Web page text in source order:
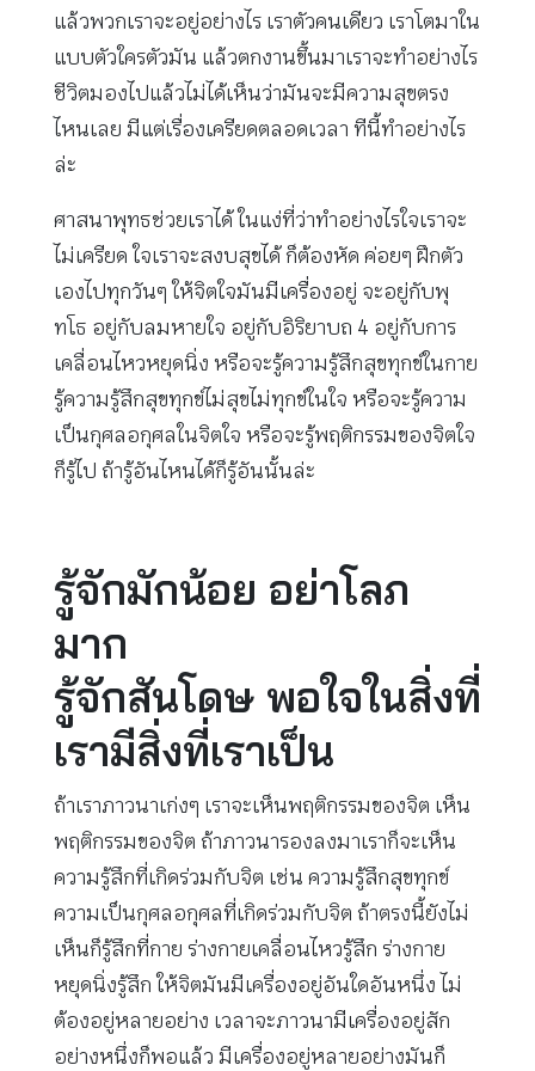
แล้วพวกเราจะอยู่อย่างไร เราตัวคนเดียว เราโตมาใน
แบบตัวใครตัวมัน แล้วตกงานขึ้นมาเราจะทำอย่างไร
ชีวิตมองไปแล้วไม่ได้เห็นว่ามันจะมีความสุขตรง
ไหนเลย มีแต่เรื่องเครียดตลอดเวลา ทีนี้ทำอย่างไร
ล่ะ
ศาสนาพุทธช่วยเราได้ ในแง่ที่ว่าทำอย่างไรใจเราจะ
ไม่เครียด ใจเราจะสงบสุขได้ ก็ต้องหัด ค่อยๆ ฝึกตัว
เองไปทุกวันๆ ให้จิตใจมันมีเครื่องอยู่ จะอยู่กับพุ
ทโธ อยู่กับลมหายใจ อยู่กับอิริยาบถ 4 อยู่กับการ
เคลื่อนไหวหยุดนิ่ง หรือจะรู้ความรู้สึกสุขทุกข์ในกาย
รู้ความรู้สึกสุขทุกข์ไม่สุขไม่ทุกข์ในใจ หรือจะรู้ความ
เป็นกุศลอกุศลในจิตใจ หรือจะรู้พฤติกรรมของจิตใจ
ก็รู้ไป ถ้ารู้อันไหนได้ก็รู้อันนั้นล่ะ
รู้จักมักน้อย อย่าโลภ
มาก
รู้จักสันโดษ พอใจในสิ่งที่
เรามีสิ่งที่เราเป็น
ถ้าเราภาวนาเก่งๆ เราจะเห็นพฤติกรรมของจิต เห็น
พฤติกรรมของจิต ถ้าภาวนารองลงมาเราก็จะเห็น
ความรู้สึกที่เกิดร่วมกับจิต เช่น ความรู้สึกสุขทุกข์
ความเป็นกุศลอกุศลที่เกิดร่วมกับจิต ถ้าตรงนี้ยังไม่
เห็นก็รู้สึกที่กาย ร่างกายเคลื่อนไหวรู้สึก ร่างกาย
หยุดนิ่งรู้สึก ให้จิตมันมีเครื่องอยู่อันใดอันหนึ่ง ไม่
ต้องอยู่หลายอย่าง เวลาจะภาวนามีเครื่องอยู่สัก
อย่างหนึ่งก็พอแล้ว มีเครื่องอยู่หลายอย่างมันก็